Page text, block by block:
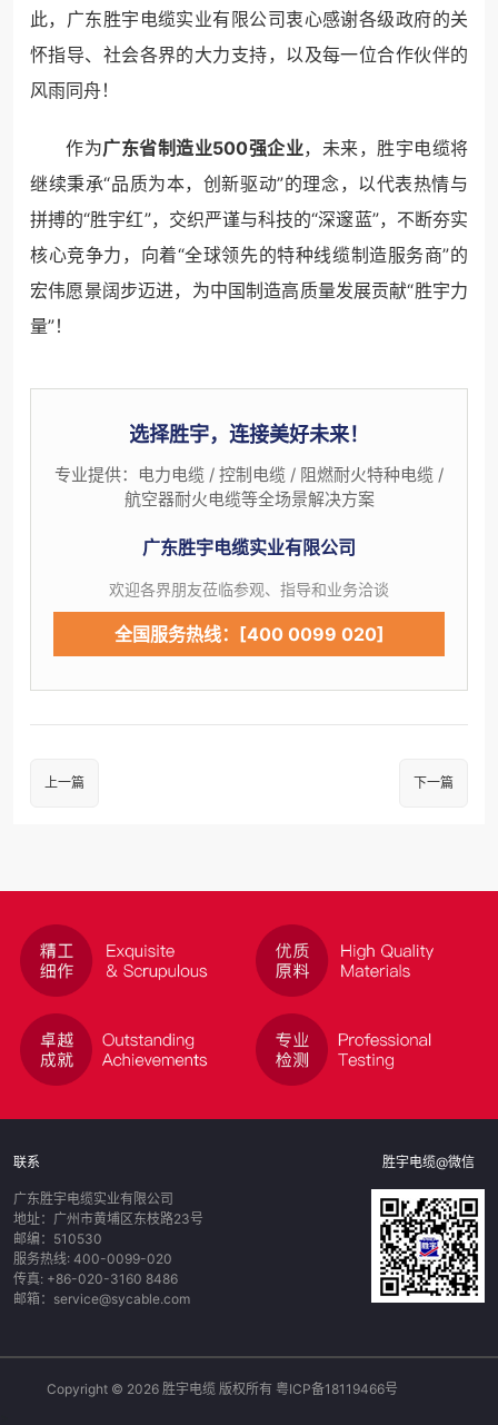
此，广东胜宇电缆实业有限公司衷心感谢各级政府的关
怀指导、社会各界的大力支持，以及每一位合作伙伴的
风雨同舟！
作为广东省制造业500强企业，未来，胜宇电缆将
继续秉承“品质为本，创新驱动”的理念，以代表热情与
拼搏的“胜宇红”，交织严谨与科技的“深邃蓝”，不断夯实
核心竞争力，向着“全球领先的特种线缆制造服务商”的
宏伟愿景阔步迈进，为中国制造高质量发展贡献“胜宇力
量”！
选择胜宇，连接美好未来！
专业提供：电力电缆 / 控制电缆 / 阻燃耐火特种电缆 /
航空器耐火电缆等全场景解决方案
广东胜宇电缆实业有限公司
欢迎各界朋友莅临参观、指导和业务洽谈
全国服务热线：[400 0099 020]
上一篇 下一篇
联系
广东胜宇电缆实业有限公司
地址：广州市黄埔区东枝路23号
邮编：510530
服务热线: 400-0099-020
传真: +86-020-3160 8486
邮箱：service@sycable.com
胜宇电缆@微信
Copyright © 2026 胜宇电缆 版权所有 粤ICP备18119466号